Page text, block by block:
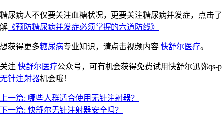
糖尿病人不仅要关注血糖状况，更要关注糖尿病并发症，点击了
解 《预防糖尿病并发症必须掌握的六道防线》
想获得更多糖尿病专业知识，请点击视频内容 快舒尔医疗。
关注 快舒尔医疗公众号，可有机会获得免费试用快舒尔迅弥qs-p
无针注射器机会哦！
上一篇: 哪些人群适合使用无针注射器？
下一篇: 快舒尔无针注射器安全吗？